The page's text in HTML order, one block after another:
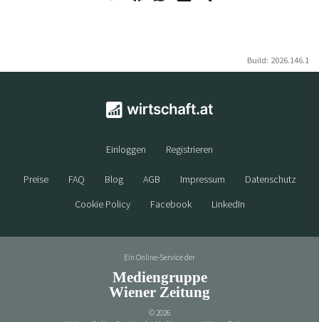
Build: 2026.146.1
Einloggen Registrieren
Preise FAQ Blog AGB Impressum
Datenschutz
Cookie Policy
Facebook LinkedIn
Ein Online-Service der
Mediengruppe
Wiener Zeitung
© 2026